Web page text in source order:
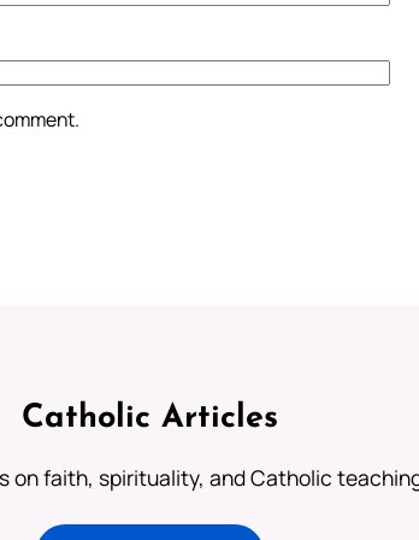
Catholic Articles
on faith, spirituality, and Catholic